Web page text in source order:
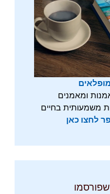
ומאמנים
משמעותית בחיים
לחצו כאן